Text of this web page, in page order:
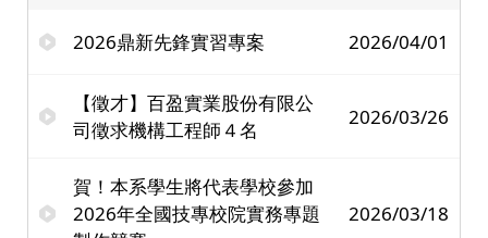
2026鼎新先鋒實習專案 2026/04/01
【徵才】百盈實業股份有限公
司徵求機構工程師４名
2026/03/26
賀！本系學生將代表學校參加
2026年全國技專校院實務專題
2026/03/18